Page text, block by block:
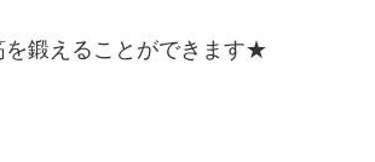
を鍛えることができます★